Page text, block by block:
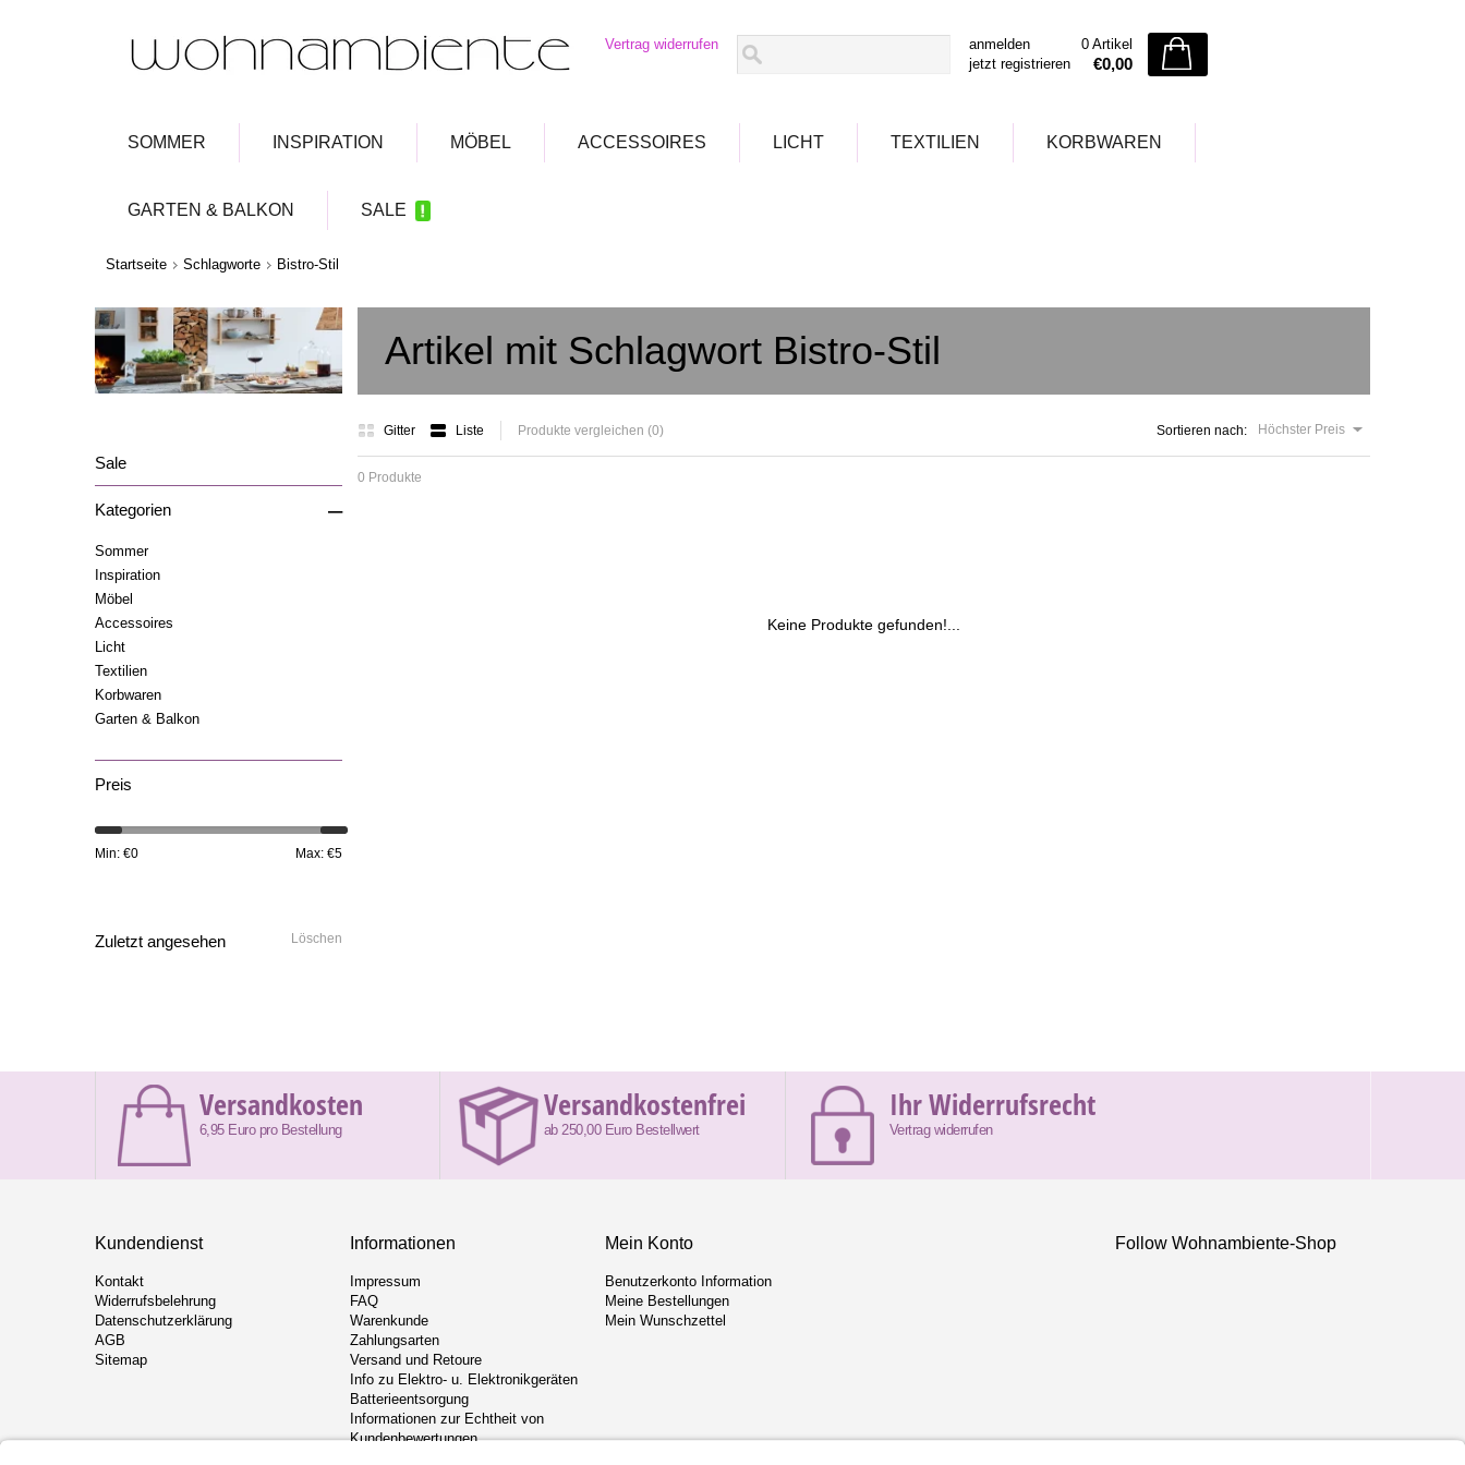
Vertrag widerrufen
anmelden
jetzt registrieren
0 Artikel
€0,00
SOMMER INSPIRATION MÖBEL ACCESSOIRES LICHT TEXTILIEN KORBWAREN
GARTEN & BALKON SALE
Startseite Schlagworte Bistro-Stil
Artikel mit Schlagwort Bistro-Stil
Gitter Liste Produkte vergleichen (0) Sortieren nach: Höchster Preis
0 Produkte
Keine Produkte gefunden!...
Sale
Kategorien –
Sommer
Inspiration
Möbel
Accessoires
Licht
Textilien
Korbwaren
Garten & Balkon
Preis
Min: €0 Max: €5
Zuletzt angesehen Löschen
Versandkosten
6,95 Euro pro Bestellung
Versandkostenfrei
ab 250,00 Euro Bestellwert
Ihr Widerrufsrecht
Vertrag widerrufen
Kundendienst
Kontakt
Widerrufsbelehrung
Datenschutzerklärung
AGB
Sitemap
Informationen
Impressum
FAQ
Warenkunde
Zahlungsarten
Versand und Retoure
Info zu Elektro- u. Elektronikgeräten
Batterieentsorgung
Informationen zur Echtheit von
Kundenbewertungen
Mein Konto
Benutzerkonto Information
Meine Bestellungen
Mein Wunschzettel
Follow Wohnambiente-Shop